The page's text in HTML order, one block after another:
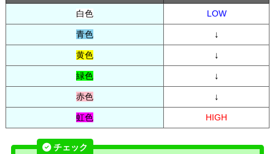
白色 LOW
青色 ↓
黄色 ↓
緑色 ↓
赤色 ↓
虹色 HIGH